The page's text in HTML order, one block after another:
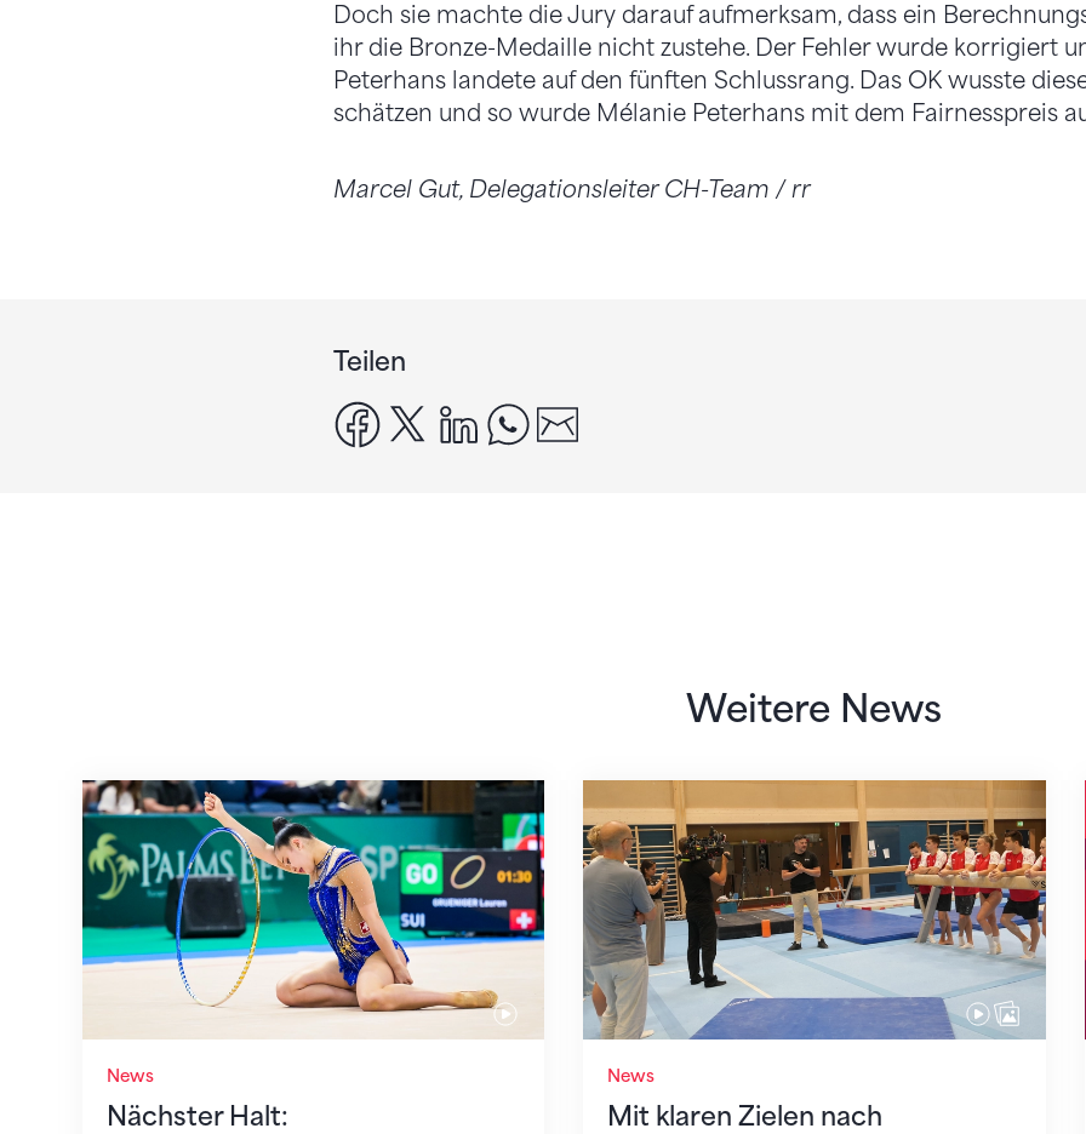
Doch sie machte die Jury darauf aufmerksam, dass ein
ihr die Bronze-Medaille nicht zustehe. Der Fehler wurde korrigiert
Peterhans landete auf den fünften Schlussrang. Das OK wusste
schätzen und so wurde Mélanie Peterhans mit dem Fairnesspreis
Marcel Gut, Delegationsleiter CH-Team / rr
Teilen
facebook
x linkedinwhatsapp
Weitere News
News
Nächster Halt:
Nächster Halt: Weltmeisterschaft
News
Mit klaren Zielen nach
Mit klaren Zielen nach Zagreb